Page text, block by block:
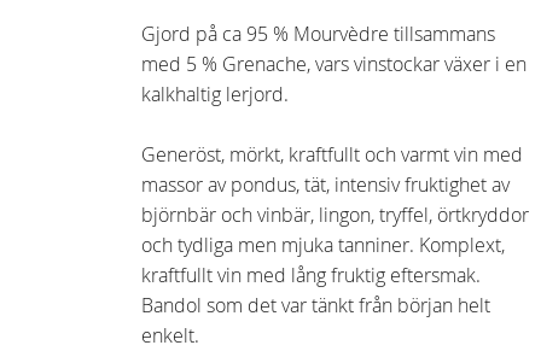
Gjord på ca 95 % Mourvèdre tillsammans
med 5 % Grenache, vars vinstockar växer i en
kalkhaltig lerjord.
Generöst, mörkt, kraftfullt och varmt vin med
massor av pondus, tät, intensiv fruktighet av
björnbär och vinbär, lingon, tryffel, örtkryddor
och tydliga men mjuka tanniner. Komplext,
kraftfullt vin med lång fruktig eftersmak.
Bandol som det var tänkt från början helt
enkelt.